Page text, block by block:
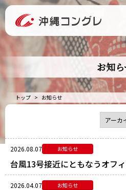
お知
トップ お知らせ
2026.08.07 お知らせ
台風13号接近にともなうオフ
2026.04.07 お知らせ